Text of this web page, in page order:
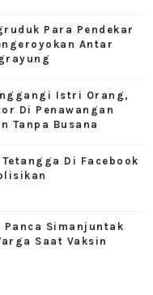
Para Pendekar
Antar
Istri Orang,
Di Penawangan
Tanpa Busana
Di Facebook
Simanjuntak
Saat Vaksin